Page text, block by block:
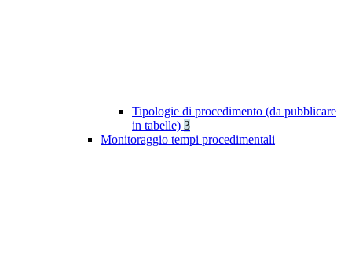
Tipologie di procedimento (da pubblicare
in tabelle) 3
Monitoraggio tempi procedimentali